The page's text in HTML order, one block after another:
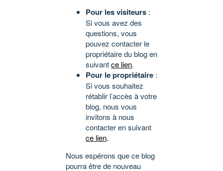
Pour les visiteurs :
Si vous avez des
questions, vous
pouvez contacter le
propriétaire du blog en
suivantce lien.
Pour le propriétaire :
Si vous souhaitez
rétablir l’accès à votre
blog, nous vous
invitons à nous
contacter en suivant
ce lien.
Nous espérons que ce blog
pourra être de nouveau